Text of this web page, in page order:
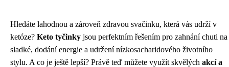
Hledáte lahodnou a zároveň zdravou svačinku, která vás udrží v
ketóze? Keto tyčinky jsou perfektním řešením pro zahnání chuti na
sladké, dodání energie a udržení nízkosacharidového životního
stylu. A co je ještě lepší? Právě teď můžete využít skvělých akcí a